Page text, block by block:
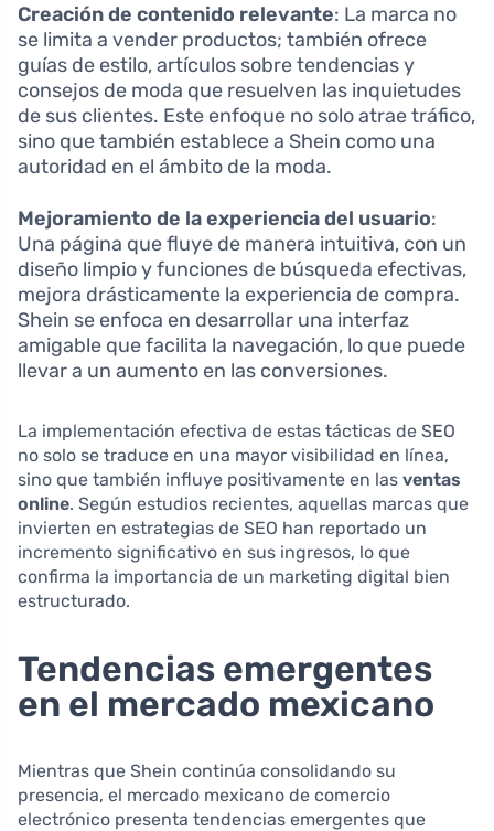
Creación de contenido relevante: La marca no
se limita a vender productos; también ofrece
guías de estilo, artículos sobre tendencias y
consejos de moda que resuelven las inquietudes
de sus clientes. Este enfoque no solo atrae tráfico,
sino que también establece a Shein como una
autoridad en el ámbito de la moda.
Mejoramiento de la experiencia del usuario:
Una página que fluye de manera intuitiva, con un
diseño limpio y funciones de búsqueda efectivas,
mejora drásticamente la experiencia de compra.
Shein se enfoca en desarrollar una interfaz
amigable que facilita la navegación, lo que puede
llevar a un aumento en las conversiones.
La implementación efectiva de estas tácticas de SEO
no solo se traduce en una mayor visibilidad en línea,
sino que también influye positivamente en las ventas
online. Según estudios recientes, aquellas marcas que
invierten en estrategias de SEO han reportado un
incremento significativo en sus ingresos, lo que
confirma la importancia de un marketing digital bien
estructurado.
Tendencias emergentes
en el mercado mexicano
Mientras que Shein continúa consolidando su
presencia, el mercado mexicano de comercio
electrónico presenta tendencias emergentes que